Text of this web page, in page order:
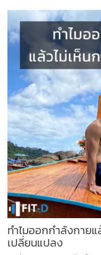
ทำไมออกกำลังกายแ
เปลี่ยนแปลง